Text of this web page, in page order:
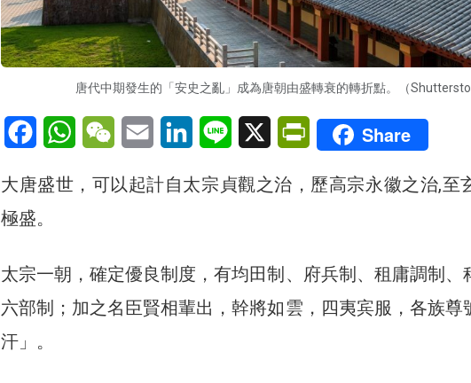
唐代中期發生的「安史之亂」成為唐朝由盛轉衰的轉折點。（
FacebookWhatsAppWeChatEmail LinkedInLine X PrintFriendly
Share
大唐盛世，可以起計自太宗貞觀之治，歷高宗永徽之治,至
極盛。
太宗一朝，確定優良制度，有均田制、府兵制、租庸調制、
六部制；加之名臣賢相輩出，幹將如雲，四夷宾服，各族尊
汗」。